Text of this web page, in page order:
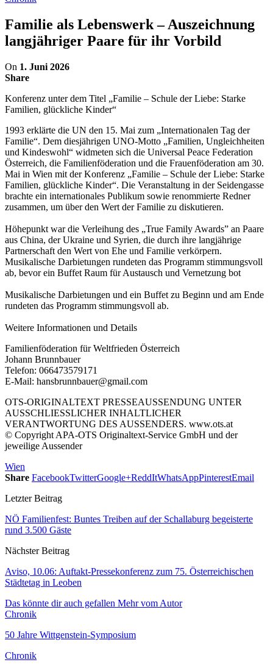
Familie als Lebenswerk – Auszeichnung
langjähriger Paare für ihr Vorbild
On 1. Juni 2026
Share
Konferenz unter dem Titel „Familie – Schule der Liebe: Starke
Familien, glückliche Kinder“
1993 erklärte die UN den 15. Mai zum „Internationalen Tag der
Familie“. Dem diesjährigen UNO-Motto „Familien, Ungleichheiten
und Kindeswohl“ widmeten sich die Universal Peace Federation
Österreich, die Familienföderation und die Frauenföderation am 30.
Mai in Wien mit der Konferenz „Familie – Schule der Liebe: Starke
Familien, glückliche Kinder“. Die Veranstaltung in der Seidengasse
brachte ein internationales Publikum sowie renommierte Redner
zusammen, um über den Wert der Familie zu diskutieren.
Höhepunkt war die Verleihung des „True Family Awards” an Paare
aus China, der Ukraine und Syrien, die durch ihre langjährige
Partnerschaft den Wert von Ehe und Familie verkörpern.
Musikalische Darbietungen rundeten das Programm stimmungsvoll
ab, bevor ein Buffet Raum für Austausch und Vernetzung bot
Musikalische Darbietungen und ein Buffet zu Beginn und am Ende
rundeten das Programm stimmungsvoll ab.
Weitere Informationen und Details
Familienföderation für Weltfrieden Österreich
Johann Brunnbauer
Telefon: 066473579171
E-Mail: hansbrunnbauer@gmail.com
OTS-ORIGINALTEXT PRESSEAUSSENDUNG UNTER
AUSSCHLIESSLICHER INHALTLICHER
VERANTWORTUNG DES AUSSENDERS. www.ots.at
© Copyright APA-OTS Originaltext-Service GmbH und der
jeweilige Aussender
Wien
Share FacebookTwitterGoogle+ReddItWhatsAppPinterestEmail
Letzter Beitrag
NÖ Familienfest: Buntes Treiben auf der Schallaburg begeisterte
rund 3.500 Gäste
Nächster Beitrag
Aviso, 10.06: Auftakt-Pressekonferenz zum 75. Österreichischen
Städtetag in Leoben
Das könnte dir auch gefallen Mehr vom Autor
Chronik
50 Jahre Wittgenstein-Symposium
Chronik